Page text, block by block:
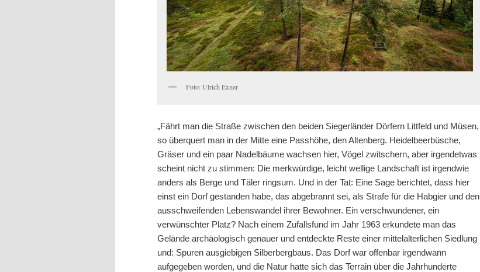
Foto: Ulrich Exner
„Fährt man die Straße zwischen den beiden Siegerländer Dörfern Littfeld und Müsen,
so überquert man in der Mitte eine Passhöhe, den Altenberg. Heidelbeerbüsche,
Gräser und ein paar Nadelbäume wachsen hier, Vögel zwitschern, aber irgendetwas
scheint nicht zu stimmen: Die merkwürdige, leicht wellige Landschaft ist irgendwie
anders als Berge und Täler ringsum. Und in der Tat: Eine Sage berichtet, dass hier
einst ein Dorf gestanden habe, das abgebrannt sei, als Strafe für die Habgier und den
ausschweifenden Lebenswandel ihrer Bewohner. Ein verschwundener, ein
verwünschter Platz? Nach einem Zufallsfund im Jahr 1963 erkundete man das
Gelände archäologisch genauer und entdeckte Reste einer mittelalterlichen Siedlung
und: Spuren ausgiebigen Silberbergbaus. Das Dorf war offenbar irgendwann
aufgegeben worden, und die Natur hatte sich das Terrain über die Jahrhunderte